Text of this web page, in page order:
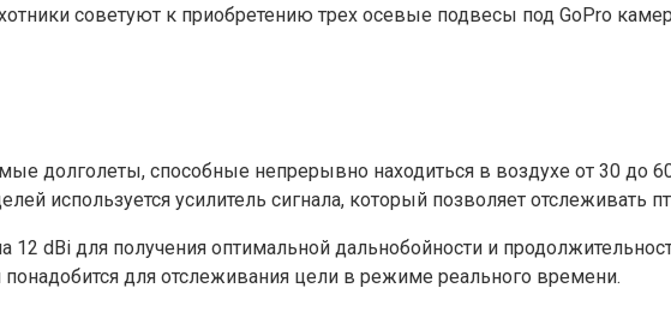
советуют к приобретению трех осевые подвесы под GoPro
долголеты, способные непрерывно находиться в воздухе от 30 до
используется усилитель сигнала, который позволяет отслеживать
12 dBi для получения оптимальной дальнобойности и
для отслеживания цели в режиме реального времени.